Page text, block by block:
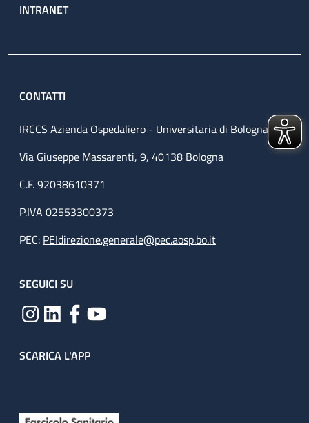
INTRANET
CONTATTI
IRCCS Azienda Ospedaliero - Universitaria di Bologna
Via Giuseppe Massarenti, 9, 40138 Bologna
C.F. 92038610371
P.IVA 02553300373
PEC: PEIdirezione.generale@pec.aosp.bo.it
SEGUICI SU
SCARICA L'APP